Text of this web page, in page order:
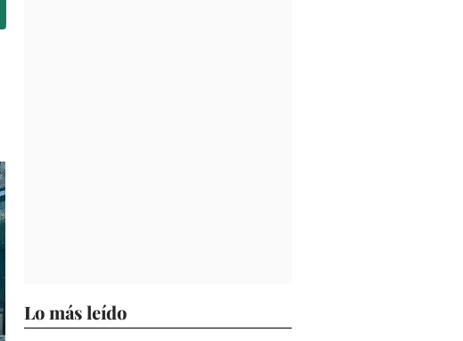
Lo más leído